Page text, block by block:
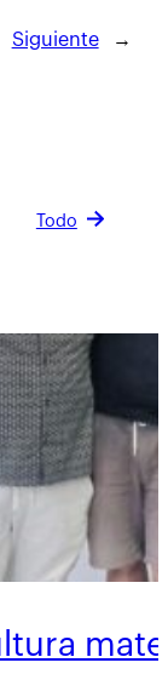
Siguiente →
Todo